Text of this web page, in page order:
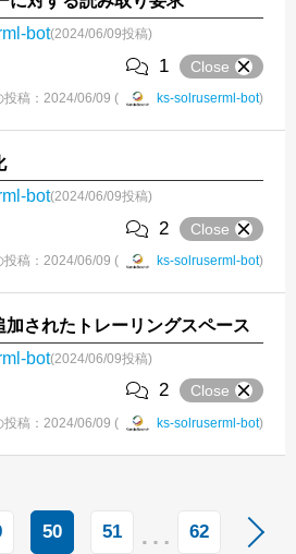
bot(2024/06/09投稿)
1 Close
投稿：2024/06/09 ( ks-solruserml-bot)
bot(2024/06/09投稿)
2 Close
投稿：2024/06/09 ( ks-solruserml-bot)
加されたトレーリングスペース
bot(2024/06/09投稿)
2 Close
投稿：2024/06/09 ( ks-solruserml-bot)
50 51 … 62